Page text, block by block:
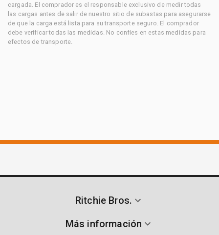
cargada. El comprador es el responsable exclusivo de medir todas
las cargas antes de salir de nuestro sitio de subastas para asegurarse
de que la carga está lista para su transporte seguro. El comprador
debe verificar todas las medidas. No confíes en estas medidas para
efectos de transporte.
Ritchie Bros.
Más información